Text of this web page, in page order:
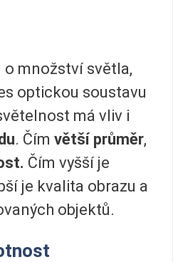
o množství světla,
optickou soustavu
má vliv i
. Čím větší průměr,
Čím vyšší je
je kvalita obrazu a
objektů.